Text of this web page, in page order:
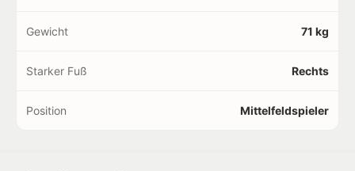
Gewicht 71 kg
Starker Fuß Rechts
Position Mittelfeldspieler